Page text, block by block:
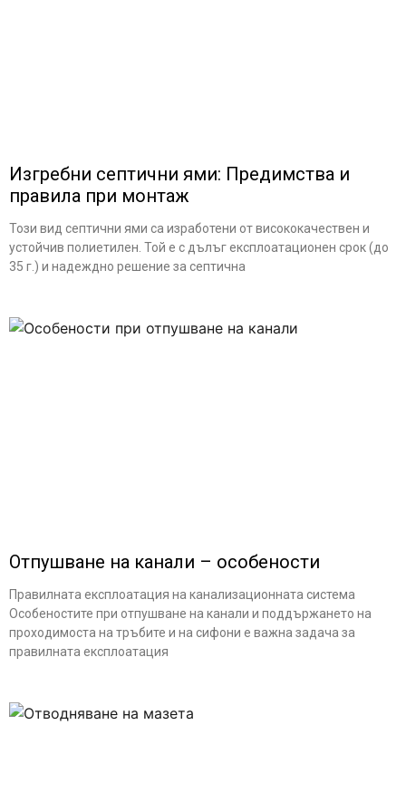
Изгребни септични ями: Предимства и
правила при монтаж
Този вид септични ями са изработени от висококачествен и
устойчив полиетилен. Той е с дълъг експлоатационен срок (до
35 г.) и надеждно решение за септична
Отпушване на канали – особености
Правилната експлоатация на канализационната система
Особеностите при отпушване на канали и поддържането на
проходимоста на тръбите и на сифони е важна задача за
правилната експлоатация